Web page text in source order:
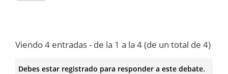
Viendo 4 entradas - de la 1 a la 4 (de un total de 4)
Debes estar registrado para responder a este debate.